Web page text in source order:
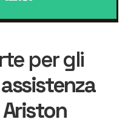
per gli
assistenza